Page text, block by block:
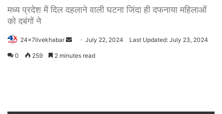
मध्य प्रदेश में दिल दहलाने वाली घटना जिंदा ही दफनाया महिलाओं
को दबंगों ने
24x7livekhabar
SendJuly 22, 2024 Last Updated: July 23, 2024
0 259 2 minutes read